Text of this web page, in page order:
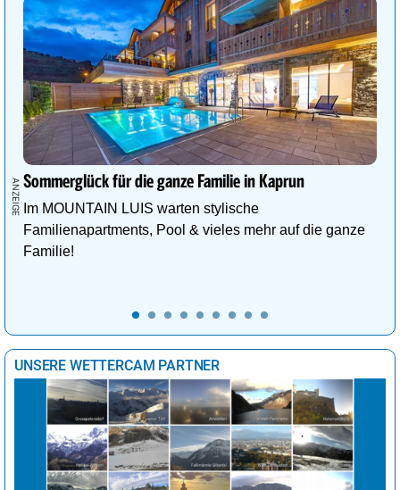
Sommerglück für die ganze Familie in Kaprun
Im MOUNTAIN LUIS warten stylische
Familienapartments, Pool & vieles mehr auf die ganze
Familie!
UNSERE WETTERCAM PARTNER